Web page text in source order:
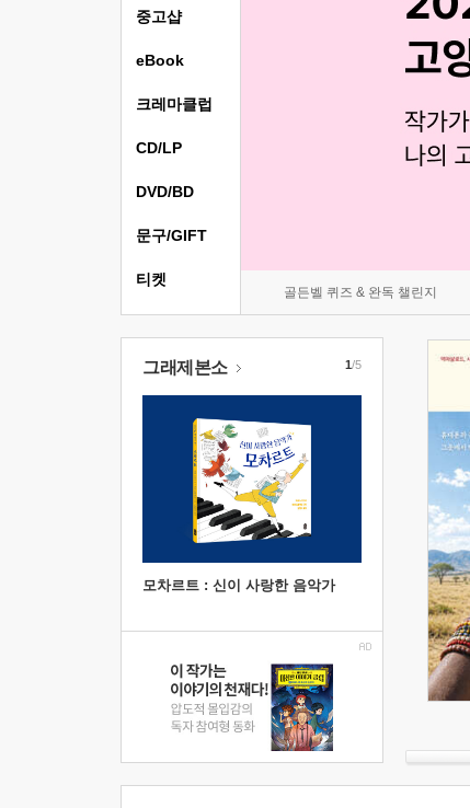
골든벨 퀴즈 & 완독 챌린지
중고샵
eBook
크레마클럽
CD/LP
DVD/BD
문구/GIFT
티켓
그래제본소
모차르트 : 신이 사랑한 음악가
1/5